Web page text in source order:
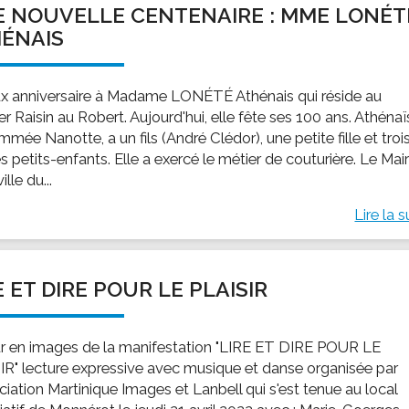
EMPLOI
Offres d'emploi
Le Centre Communal d'Action Social
Les aides sociales
Logement
locale
et le lycée
scolaire
maternelles et primaire
de loisirs - ALSH
LE SERVICE CULTUREL
Guide des
NOUVELLE CENTENAIRE : MME
anniversaire à Madame LONÉTÉ Athénais qui réside au
Raisin au Robert. Aujourd'hui, elle fête ses 100 ans.
Nanotte, a un fils (André Clédor), une petite fille et trois
petits-enfants. Elle a exercé le métier de couturière. Le
du...
Lire la
ET DIRE POUR LE PLAISIR
en images de la manifestation "LIRE ET DIRE POUR LE
lecture expressive avec musique et danse organisée par
Martinique Images et Lanbell qui s'est tenue au local